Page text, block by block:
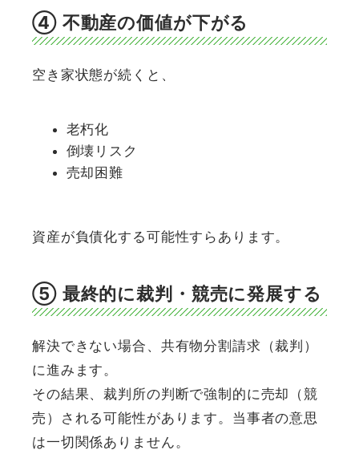
④ 不動産の価値が下がる
空き家状態が続くと、
老朽化
倒壊リスク
売却困難
資産が負債化する可能性すらあります。
⑤ 最終的に裁判・競売に発展する
解決できない場合、共有物分割請求（裁判）
に進みます。
その結果、裁判所の判断で強制的に売却（競
売）される可能性があります。当事者の意思
は一切関係ありません。